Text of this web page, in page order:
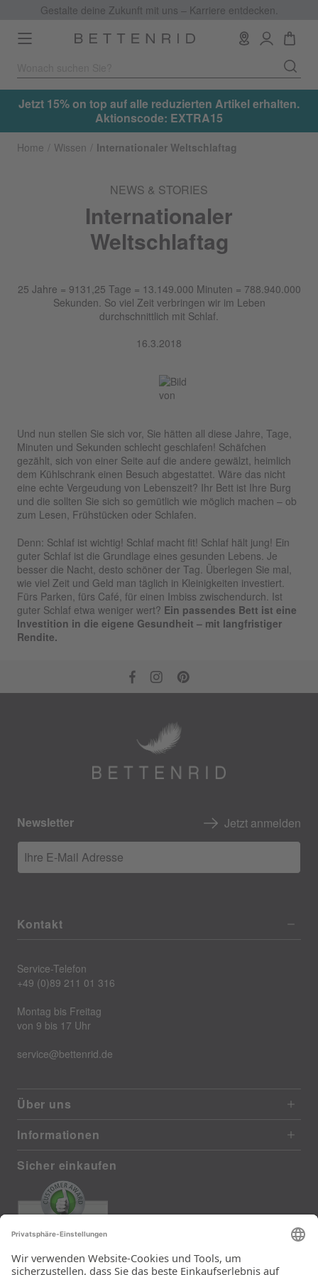
Gestalte deine Zukunft mit uns – Karriere entdecken.
Toggle
navigation
Jetzt 15% on top auf alle reduzierten Artikel erhalten.
Aktionscode: EXTRA15
Home Wissen Internationaler Weltschlaftag
NEWS & STORIES
Internationaler
Weltschlaftag
25 Jahre = 9131,25 Tage = 13.149.000 Minuten = 788.940.000
Sekunden. So viel Zeit verbringen wir im Leben
durchschnittlich mit Schlaf.
16.3.2018
Und nun stellen Sie sich vor, Sie hätten all diese Jahre, Tage,
Minuten und Sekunden schlecht geschlafen! Schäfchen
gezählt, sich von einer Seite auf die andere gewälzt, heimlich
dem Kühlschrank einen Besuch abgestattet. Wäre das nicht
eine echte Vergeudung von Lebenszeit? Ihr Bett ist Ihre Burg
und die sollten Sie sich so gemütlich wie möglich machen – ob
zum Lesen, Frühstücken oder Schlafen.
Denn: Schlaf ist wichtig! Schlaf macht fit! Schlaf hält jung! Ein
guter Schlaf ist die Grundlage eines gesunden Lebens. Je
besser die Nacht, desto schöner der Tag. Überlegen Sie mal,
wie viel Zeit und Geld man täglich in Kleinigkeiten investiert.
Fürs Parken, fürs Café, für einen Imbiss zwischendurch. Ist
guter Schlaf etwa weniger wert? Ein passendes Bett ist eine
Investition in die eigene Gesundheit – mit langfristiger
Rendite.
Newsletter Jetzt anmelden
Ihre E-Mail Adresse
Kontakt
Service-Telefon
+49 (0)89 211 01 316
Montag bis Freitag
von 9 bis 17 Uhr
service@bettenrid.de
Über uns
Informationen
Sicher einkaufen
385 reviews from real customers
(last 12 months)